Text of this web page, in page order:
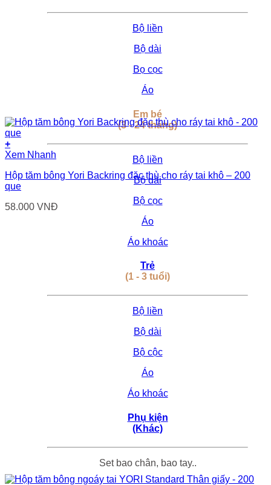
Bộ liền
Bộ dài
Bọ cọc
Áo
Em bé
(3 - 24 tháng)
Bộ liền
Bộ dài
Bộ cọc
Áo
Áo khoác
Trẻ
(1 - 3 tuổi)
Bộ liền
Bộ dài
Bộ cộc
Áo
Áo khoác
Phụ kiện
(Khác)
Set bao chân, bao tay..
+
Xem Nhanh
Hộp tăm bông Yori Backring đặc thù cho ráy tai khô – 200
que
58.000 VNĐ